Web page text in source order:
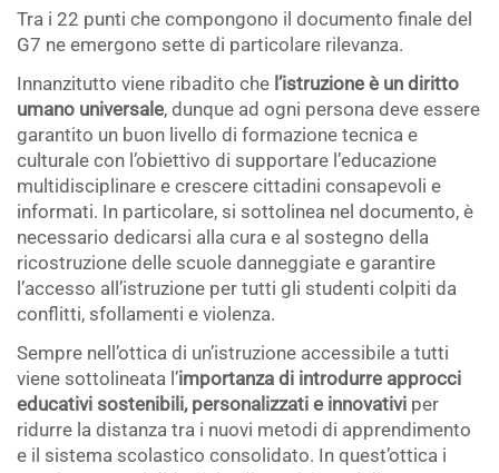
Tra i 22 punti che compongono il documento finale del
G7 ne emergono sette di particolare rilevanza.
Innanzitutto viene ribadito che l’istruzione è un diritto
umano universale, dunque ad ogni persona deve essere
garantito un buon livello di formazione tecnica e
culturale con l’obiettivo di supportare l’educazione
multidisciplinare e crescere cittadini consapevoli e
informati. In particolare, si sottolinea nel documento, è
necessario dedicarsi alla cura e al sostegno della
ricostruzione delle scuole danneggiate e garantire
l’accesso all’istruzione per tutti gli studenti colpiti da
conflitti, sfollamenti e violenza.
Sempre nell’ottica di un’istruzione accessibile a tutti
viene sottolineata l’importanza di introdurre approcci
educativi sostenibili, personalizzati e innovativi per
ridurre la distanza tra i nuovi metodi di apprendimento
e il sistema scolastico consolidato. In quest’ottica i